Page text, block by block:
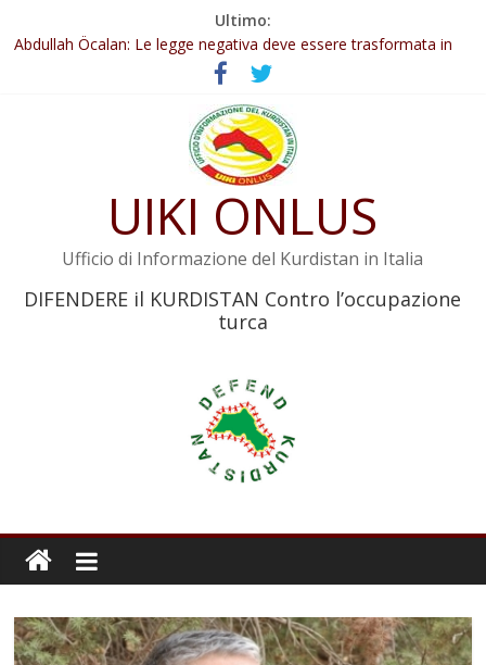
Ultimo:
Il KNK chiede un’azione internazionale contro i crimini di guerra
dell’Iran
Abdullah Öcalan: Le legge negativa deve essere trasformata in
Inizia la seconda fase del processo
Commissione donne del KNK: Şengal è di nuovo sotto minaccia
Non tenere conto della situazione di Rêber Apo ostacolerebbe
l’attuazione della leggeUIKI ONLUS
Ufficio di Informazione del Kurdistan in Italia
DIFENDERE il KURDISTAN Contro l’occupazione
turca